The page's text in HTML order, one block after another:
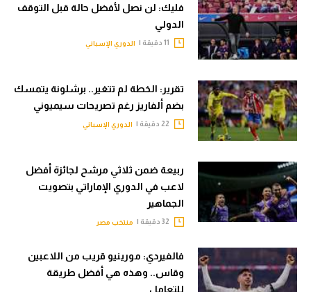
فليك: لن نصل لأفضل حالة قبل التوقف
الدولي
الدوري الإسباني
تقرير: الخطة لم تتغير.. برشلونة يتمسك
بضم ألفاريز رغم تصريحات سيميوني
الدوري الإسباني
ربيعة ضمن ثلاثي مرشح لجائزة أفضل
لاعب في الدوري الإماراتي بتصويت
الجماهير
منتخب مصر
فالفيردي: مورينيو قريب من اللاعبين
وقاس.. وهذه هي أفضل طريقة
للتعامل